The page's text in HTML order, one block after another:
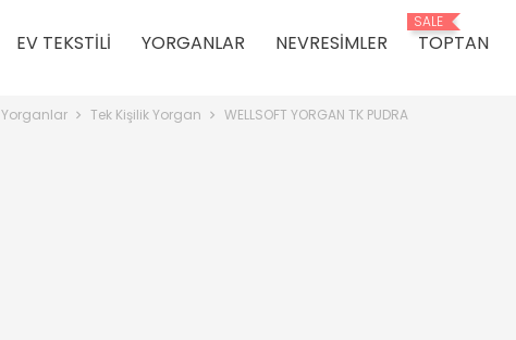
EV TEKSTILI YORGANLAR NEVRESIMLER
SALE
TOPTAN
Yorganlar Tek Kişilik Yorgan WELLSOFT YORGAN TK PUDRA